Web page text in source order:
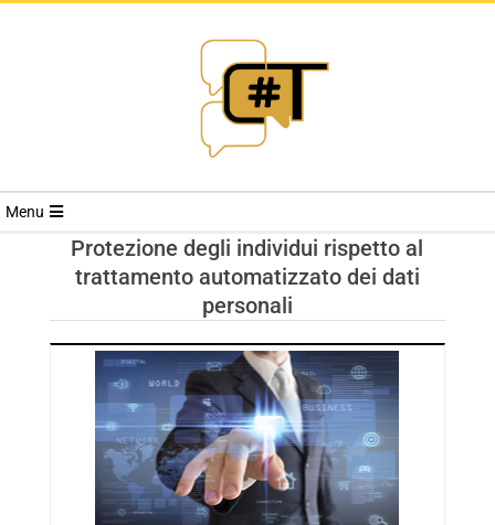
RIVISTA
TRENDS
Menu
Protezione degli individui rispetto al
trattamento automatizzato dei dati
personali